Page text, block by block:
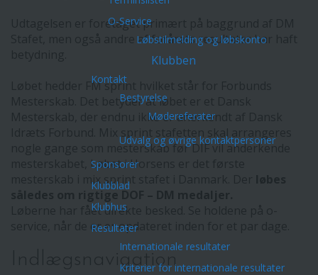
O-Service
Løbstilmelding og løbskonto
Klubben
Kontakt
Bestyrelse
Mødereferater
Udvalg og øvrige kontaktpersoner
Sponsorer
Klubblad
Klubhus
Resultater
Internationale resultater
Kriterier for internationale resultater
Udtagelsen er foretaget primært på baggrund af DM
Stafet, men også andre af forårets resultater har haft
Løbet hedder FM sprint hvilket står for Forbunds
Mesterskab. Det betyder at løbet er et Dansk
Mesterskab, der endnu ikke er anerkendt af Dansk
Idræts Forbund. Mix sprint stafetten skal arrangeres
nogle gange som mesterskab før DIF vil anderkende
mesterskabet, Løbet i Horsens er det første
mesterskab i mix sprint stafet i Danmark. Der
Løberne har fået direkte besked. Se holdene på o-
service, når de er er opdateret inden for et par dage.
Indlægsnavigation